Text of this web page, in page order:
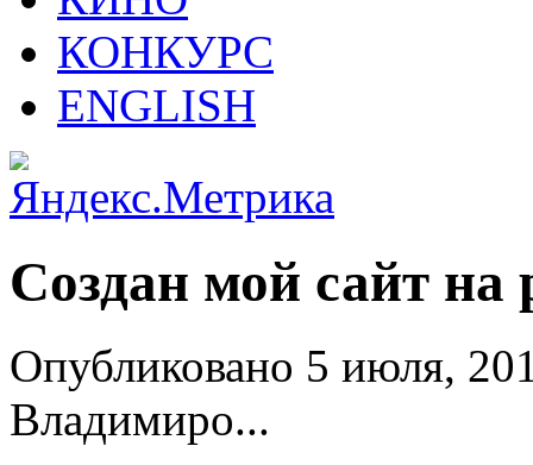
КОНКУРС
ENGLISH
Создан мой сайт
Опубликовано 5 июля,
Владимиро...